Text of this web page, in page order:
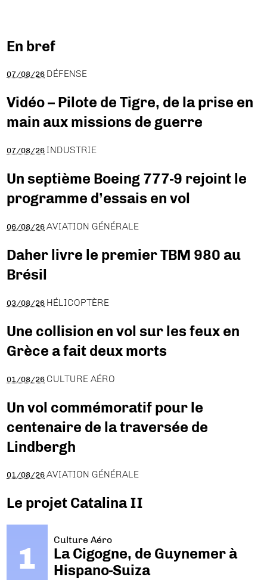
En bref
07/08/26 DÉFENSE
Vidéo – Pilote de Tigre, de la prise en
main aux missions de guerre
07/08/26 INDUSTRIE
Un septième Boeing 777-9 rejoint le
programme d’essais en vol
06/08/26 AVIATION GÉNÉRALE
Daher livre le premier TBM 980 au
Brésil
03/08/26 HÉLICOPTÈRE
Une collision en vol sur les feux en
Grèce a fait deux morts
01/08/26 CULTURE AÉRO
Un vol commémoratif pour le
centenaire de la traversée de
Lindbergh
01/08/26 AVIATION GÉNÉRALE
Le projet Catalina II
Culture Aéro
La Cigogne, de Guynemer à
Hispano-Suiza